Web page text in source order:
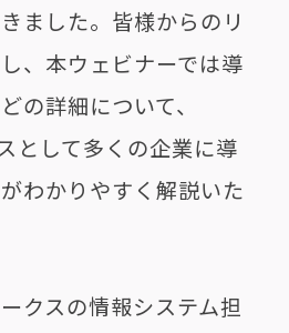
ました。皆様からのリ
、本ウェビナーでは導
の詳細について、
として多くの企業に導
わかりやすく解説いた
クスの情報システム担